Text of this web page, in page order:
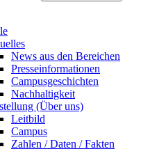
News aus den Bereichen
Presseinformationen
Campusgeschichten
Nachhaltigkeit
(Über uns)
Leitbild
Campus
Zahlen / Daten / Fakten